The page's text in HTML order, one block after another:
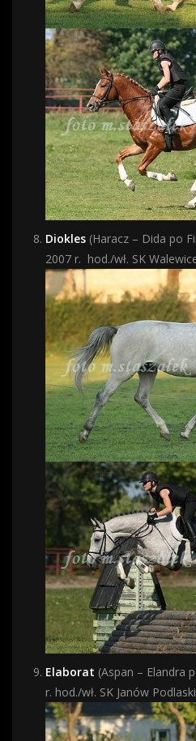
Diokles (Haracz – Dida po
2007 r. hod./wł. SK
Elaborat (Aspan – Elandra
r. hod./wł. SK Janów Podlaski